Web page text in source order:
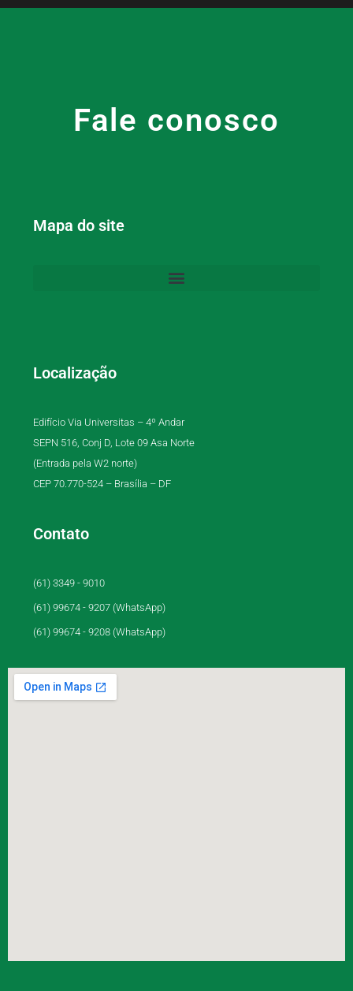
Fale conosco
Mapa do site
Localização
Edifício Via Universitas – 4º Andar
SEPN 516, Conj D, Lote 09 Asa Norte
(Entrada pela W2 norte)
CEP 70.770-524 – Brasília – DF
Contato
(61) 3349 - 9010
(61) 99674 - 9207 (WhatsApp)
(61) 99674 - 9208 (WhatsApp)